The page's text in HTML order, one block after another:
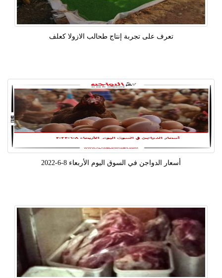
تعرف على تجربة إنتاج طحالب الازولا كعلف
أسعار الدواجن في السوق اليوم الأربعاء 8-6-2022